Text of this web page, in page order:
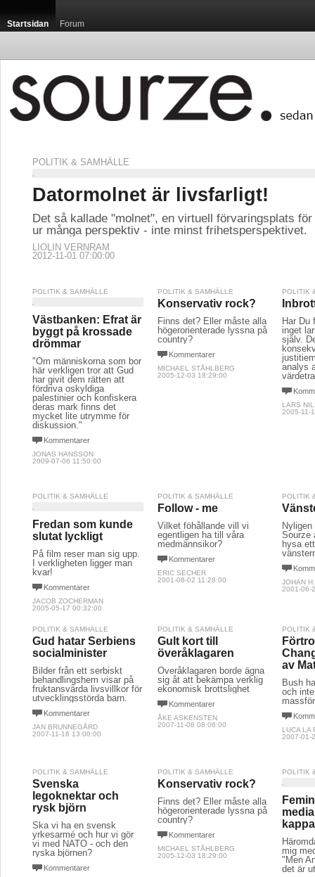
Startsidan Forum
POLITIK & SAMHÄLLE
Datormolnet är livsfarligt!
Det så kallade "molnet", en virtuell förvaringsplats
ur många perspektiv - inte minst frihetsperspektivet.
LIOLIN VERNRAM
2012-11-01 07:00:00
POLITIK & SAMHÄLLE
Västbanken: Efrat är
byggt på krossade
drömmar
"Om människorna som bor
här verkligen tror att Gud
har givit dem rätten att
fördriva oskyldiga
palestinier och konfiskera
deras mark finns det
mycket lite utrymme för
diskussion."
Kommentarer
JONAS HANSSON
2009-07-06 11:50:00
POLITIK & SAMHÄLLE
Konservativ rock?
Finns det? Eller måste alla
högerorienterade lyssna på
country?
Kommentarer
MICHAEL STÅHLBERG
2005-12-03 18:29:00
POLITIK
Har Du
inget
själv.
analys
LARS
2005-11-
POLITIK & SAMHÄLLE
Fredan som kunde
slutat lyckligt
På film reser man sig upp.
I verkligheten ligger man
kvar!
Kommentarer
JACOB ZOCHERMAN
2005-05-17 00:32:00
POLITIK & SAMHÄLLE
Follow - me
Vilket föhållande vill vi
egentligen ha till våra
medmännsikor?
Kommentarer
ERIC SECHER
2001-08-02 11:28:00
POLITIK
Sourze
hysa
JOHAN
2001-06-
POLITIK & SAMHÄLLE
Gud hatar Serbiens
socialminister
Bilder från ett serbiskt
behandlingshem visar på
fruktansvärda livsvillkor för
utvecklingsstörda barn.
Kommentarer
JAN BRUNNEGÅRD
2007-11-16 13:00:00
POLITIK & SAMHÄLLE
Gult kort till
överåklagaren
Överåklagaren borde ägna
sig åt att bekämpa verklig
ekonomisk brottslighet
Kommentarer
ÅKE ASKENSTEN
2007-11-08 08:06:00
POLITIK
av
Bush
och
LUCA LA
2007-01-
POLITIK & SAMHÄLLE
Svenska
legoknektar och
rysk björn
Ska vi ha en svensk
yrkesarmé och hur vi gör
vi med NATO - och den
ryska björnen?
Kommentarer
POLITIK & SAMHÄLLE
Konservativ rock?
Finns det? Eller måste alla
högerorienterade lyssna på
country?
Kommentarer
MICHAEL STÅHLBERG
2005-12-03 18:29:00
POLITIK
mig
"Men
det är